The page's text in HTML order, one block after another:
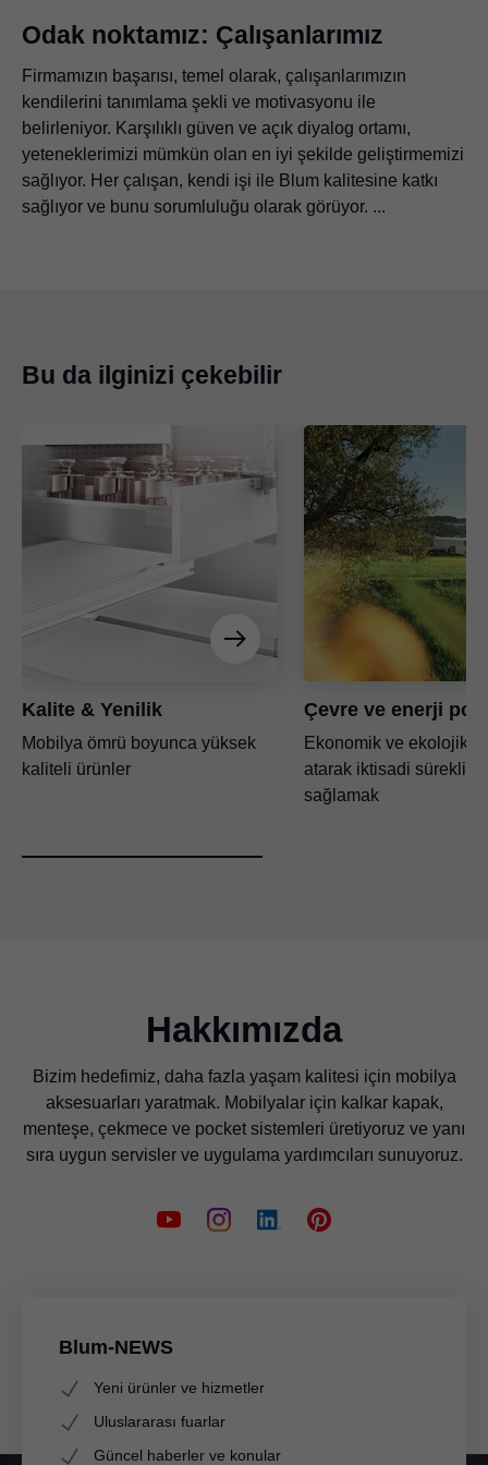
Odak noktamız: Çalışanlarımız
Firmamızın başarısı, temel olarak, çalışanlarımızın
kendilerini tanımlama şekli ve motivasyonu ile
belirleniyor. Karşılıklı güven ve açık diyalog ortamı,
yeteneklerimizi mümkün olan en iyi şekilde geliştirmemizi
sağlıyor. Her çalışan, kendi işi ile Blum kalitesine katkı
sağlıyor ve bunu sorumluluğu olarak görüyor. ...
Bu da ilginizi çekebilir
Kalite & Yenilik
Mobilya ömrü boyunca yüksek
kaliteli ürünler
Çevre ve enerji
Ekonomik ve ekolojik
atarak iktisadi süreklilik
sağlamak
Hakkımızda
Bizim hedefimiz, daha fazla yaşam kalitesi için mobilya
aksesuarları yaratmak. Mobilyalar için kalkar kapak,
menteşe, çekmece ve pocket sistemleri üretiyoruz ve yanı
sıra uygun servisler ve uygulama yardımcıları sunuyoruz.
Blum-NEWS
Yeni ürünler ve hizmetler
Uluslararası fuarlar
Güncel haberler ve konular